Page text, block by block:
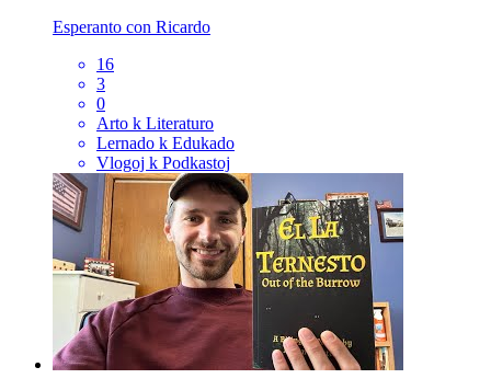
Esperanto con Ricardo
16
3
0
Arto k Literaturo
Lernado k Edukado
Vlogoj k Podkastoj